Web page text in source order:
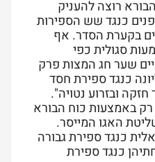
רוצה להעניק
כנגד שש הספירות
בקערת הסדר. אף
סגולית כפי
שער חג המצות פרק
כנגד ספירת חסד
ובזרוע נטויה".
רק באמצעות כוח הבורא
האגו המייסר.
כנגד ספירת גבורה
כנגד ספירת